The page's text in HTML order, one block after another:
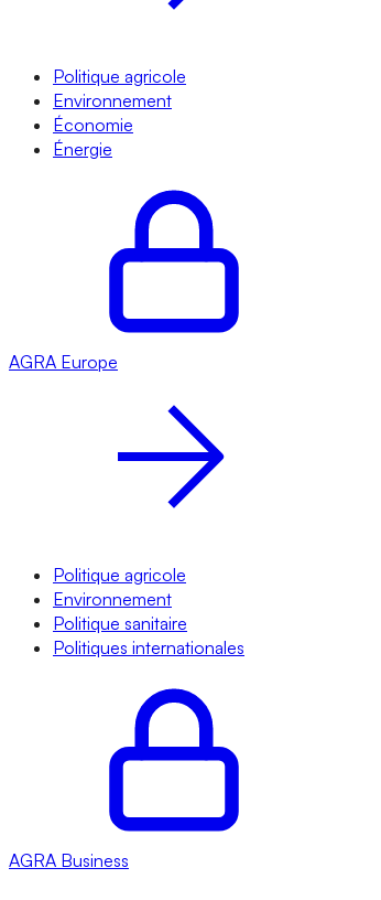
Politique agricole
Environnement
Économie
Énergie
AGRA Europe
Politique agricole
Environnement
Politique sanitaire
Politiques internationales
AGRA Business